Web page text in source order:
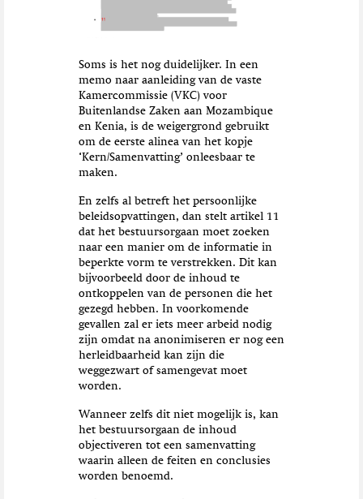
Soms is het nog duidelijker. In een
memo naar aanleiding van de vaste
Kamercommissie (VKC) voor
Buitenlandse Zaken aan Mozambique
en Kenia, is de weigergrond gebruikt
om de eerste alinea van het kopje
‘Kern/Samenvatting’ onleesbaar te
maken.
En zelfs al betreft het persoonlijke
beleidsopvattingen, dan stelt artikel 11
dat het bestuursorgaan moet zoeken
naar een manier om de informatie in
beperkte vorm te verstrekken. Dit kan
bijvoorbeeld door de inhoud te
ontkoppelen van de personen die het
gezegd hebben. In voorkomende
gevallen zal er iets meer arbeid nodig
zijn omdat na anonimiseren er nog een
herleidbaarheid kan zijn die
weggezwart of samengevat moet
worden.
Wanneer zelfs dit niet mogelijk is, kan
het bestuursorgaan de inhoud
objectiveren tot een samenvatting
waarin alleen de feiten en conclusies
worden benoemd.